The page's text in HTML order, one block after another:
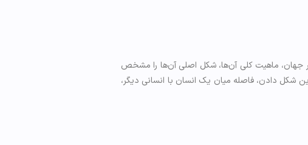
جهان، ماهیت کلی آن‌ها، شکل اصلی آن‌ها را مشخص
دادن، فاصله میان یک انسان با انسانی دیگر،